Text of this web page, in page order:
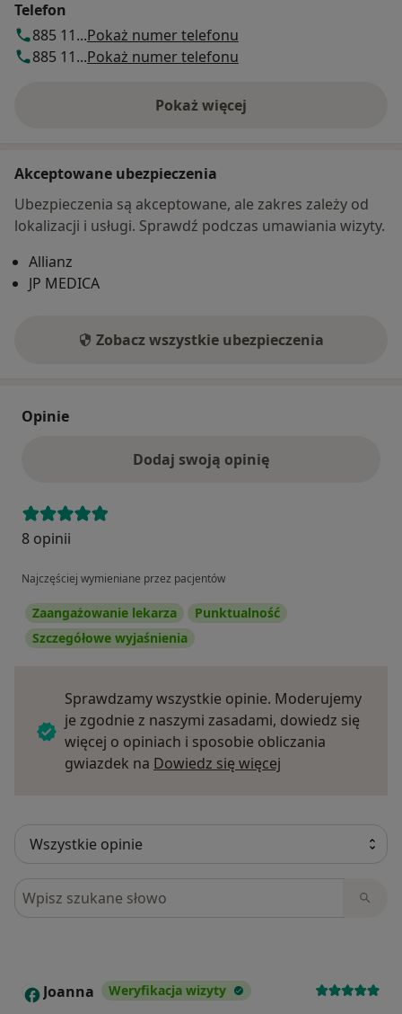
Telefon
885 11...Pokaż numer telefonu
885 11...Pokaż numer telefonu
Pokaż więcej
o adresie
Akceptowane ubezpieczenia
Ubezpieczenia są akceptowane, ale zakres zależy od
lokalizacji i usługi. Sprawdź podczas umawiania wizyty.
Allianz
JP MEDICA
Zobacz wszystkie ubezpieczenia
Opinie
Dodaj swoją opinię
8 opinii
Najczęściej wymieniane przez pacjentów
Zaangażowanie lekarza
Punktualność
Szczegółowe wyjaśnienia
Sprawdzamy wszystkie opinie. Moderujemy
je zgodnie z naszymi zasadami, dowiedz się
więcej o opiniach i sposobie obliczania
gwiazdek na Dowiedz się więcej
Szukaj w opiniach
J Joanna Weryfikacja wizyty